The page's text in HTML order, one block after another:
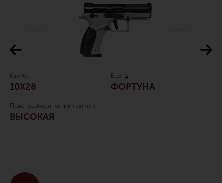
Калибр
10Х28
Бренд
ФОРТУНА
Приспособленность к тюнингу
ВЫСОКАЯ